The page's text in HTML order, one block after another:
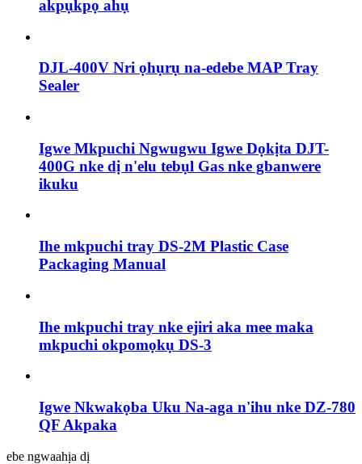
akpụkpọ ahụ
DJL-400V Nri ọhụrụ na-edebe MAP Tray
Sealer
Igwe Mkpuchi Ngwugwu Igwe Dọkịta DJT-
400G nke dị n'elu tebụl Gas nke gbanwere
ikuku
Ihe mkpuchi tray DS-2M Plastic Case
Packaging Manual
Ihe mkpuchi tray nke ejiri aka mee maka
mkpuchi okpomọkụ DS-3
Igwe Nkwakọba Uku Na-aga n'ihu nke DZ-780
QF Akpaka
ebe ngwaahịa dị